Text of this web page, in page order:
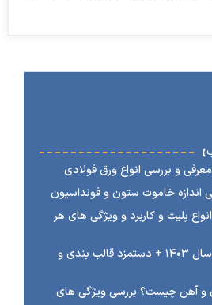
انواع ورق فولادی
ستون و فونداسیون
و ویژگی های هر
قیمت آرماتوربندی در سال ۱۴۰۳ + دستمزد قالب بندی و
بررسی ویژگی های